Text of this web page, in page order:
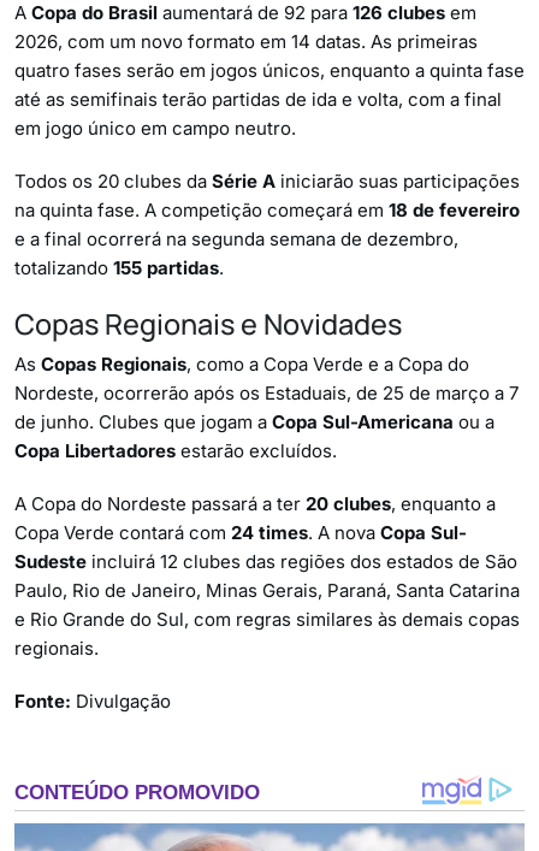
A Copa do Brasil aumentará de 92 para 126 clubes em
2026, com um novo formato em 14 datas. As primeiras
quatro fases serão em jogos únicos, enquanto a quinta fase
até as semifinais terão partidas de ida e volta, com a final
em jogo único em campo neutro.
Todos os 20 clubes da Série A iniciarão suas participações
na quinta fase. A competição começará em 18 de fevereiro
e a final ocorrerá na segunda semana de dezembro,
totalizando 155 partidas.
Copas Regionais e Novidades
As Copas Regionais, como a Copa Verde e a Copa do
Nordeste, ocorrerão após os Estaduais, de 25 de março a 7
de junho. Clubes que jogam a Copa Sul-Americana ou a
Copa Libertadores estarão excluídos.
A Copa do Nordeste passará a ter 20 clubes, enquanto a
Copa Verde contará com 24 times. A nova Copa Sul-
Sudeste incluirá 12 clubes das regiões dos estados de São
Paulo, Rio de Janeiro, Minas Gerais, Paraná, Santa Catarina
e Rio Grande do Sul, com regras similares às demais copas
regionais.
Fonte: Divulgação